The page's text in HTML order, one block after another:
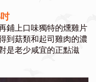
鋪上口味獨特的燻雞片
到菇類和起司雞肉的濃
是老少咸宜的正點滋